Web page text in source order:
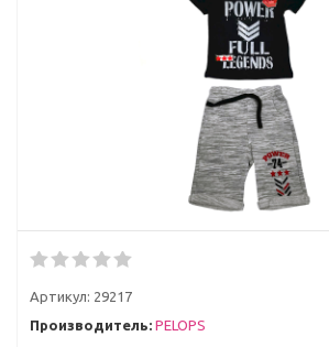
Артикул: 29217
Производитель: PELOPS